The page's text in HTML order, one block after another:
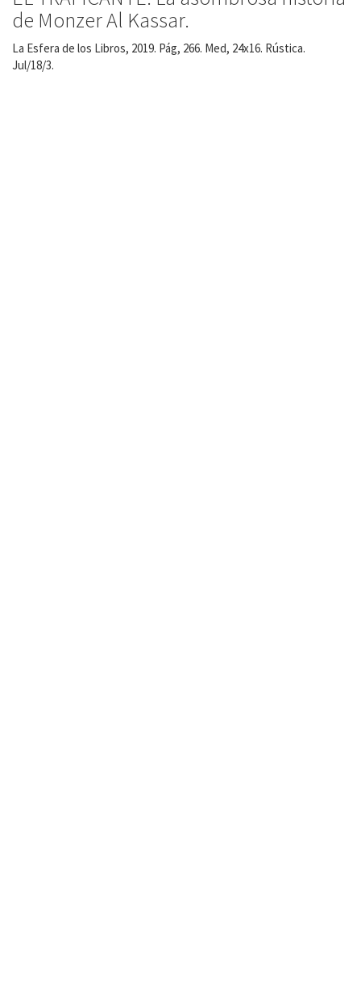
de Monzer Al Kassar.
La Esfera de los Libros, 2019. Pág, 266. Med, 24x16. Rústica.
Jul/18/3.